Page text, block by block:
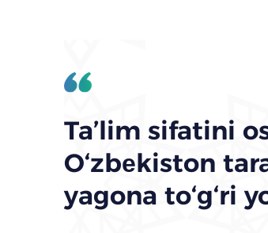
Ta’lim sifatini
O‘zbеkiston
yagona to‘g‘ri